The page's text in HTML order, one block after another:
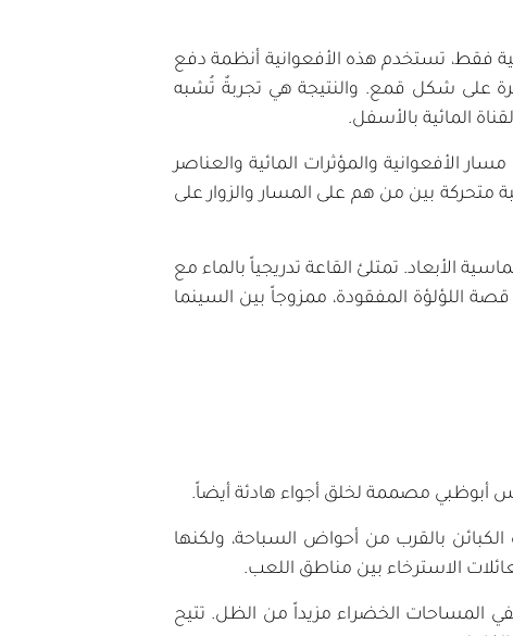
فقط، تستخدم هذه الأفعوانية أنظمة دفع
على شكل قمع. والنتيجة هي تجربةٌ تُشبه
المائية بالأسفل.
الأفعوانية والمؤثرات المائية والعناصر
متحركة بين من هم على المسار والزوار على
تمتلئ القاعة تدريجياً بالماء مع
اللؤلؤة المفقودة، ممزوجاً بين السينما
ياس أبوظبي مصممة لخلق أجواء هادئة أيضاً.
بالقرب من أحواض السباحة، ولكنها
الاسترخاء بين مناطق اللعب.
المساحات الخضراء مزيداً من الظل. تتيح